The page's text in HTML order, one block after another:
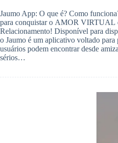
Jaumo App: O que é? Como
para conquistar o AMOR VIRTUAL
Relacionamento! Disponível para
o Jaumo é um aplicativo voltado para
usuários podem encontrar desde
sérios…